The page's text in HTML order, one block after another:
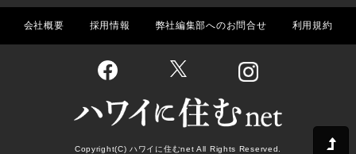
会社概要 採用情報 弊社編集部へのお問合せ 利用規約
Copyright(C) ハワイに住むnet All Rights Reserved.